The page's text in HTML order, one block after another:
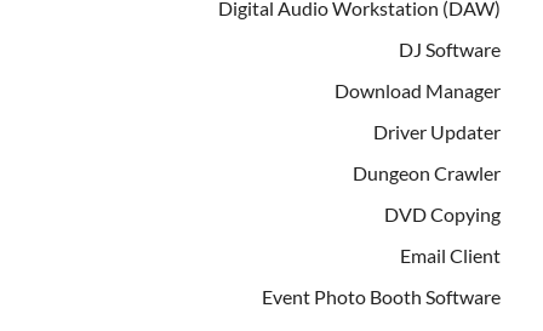
Digital Audio Workstation (DAW)
DJ Software
Download Manager
Driver Updater
Dungeon Crawler
DVD Copying
Email Client
Event Photo Booth Software